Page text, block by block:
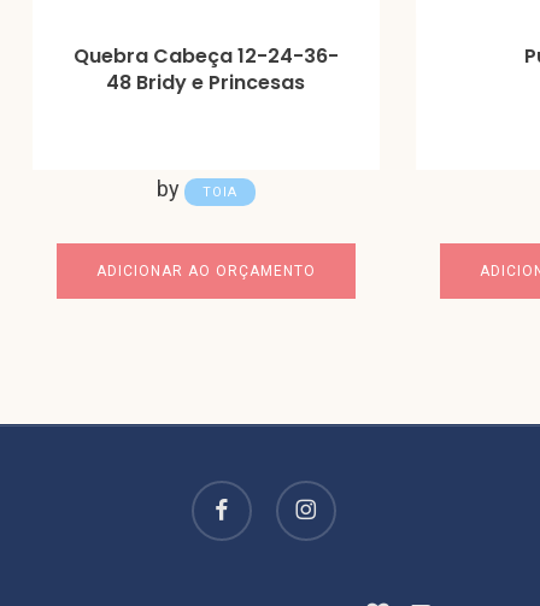
Quebra Cabeça 12-24-36-
48 Bridy e Princesas
by TOIA
ADICIONAR AO ORÇAMENTO
facebook instagram